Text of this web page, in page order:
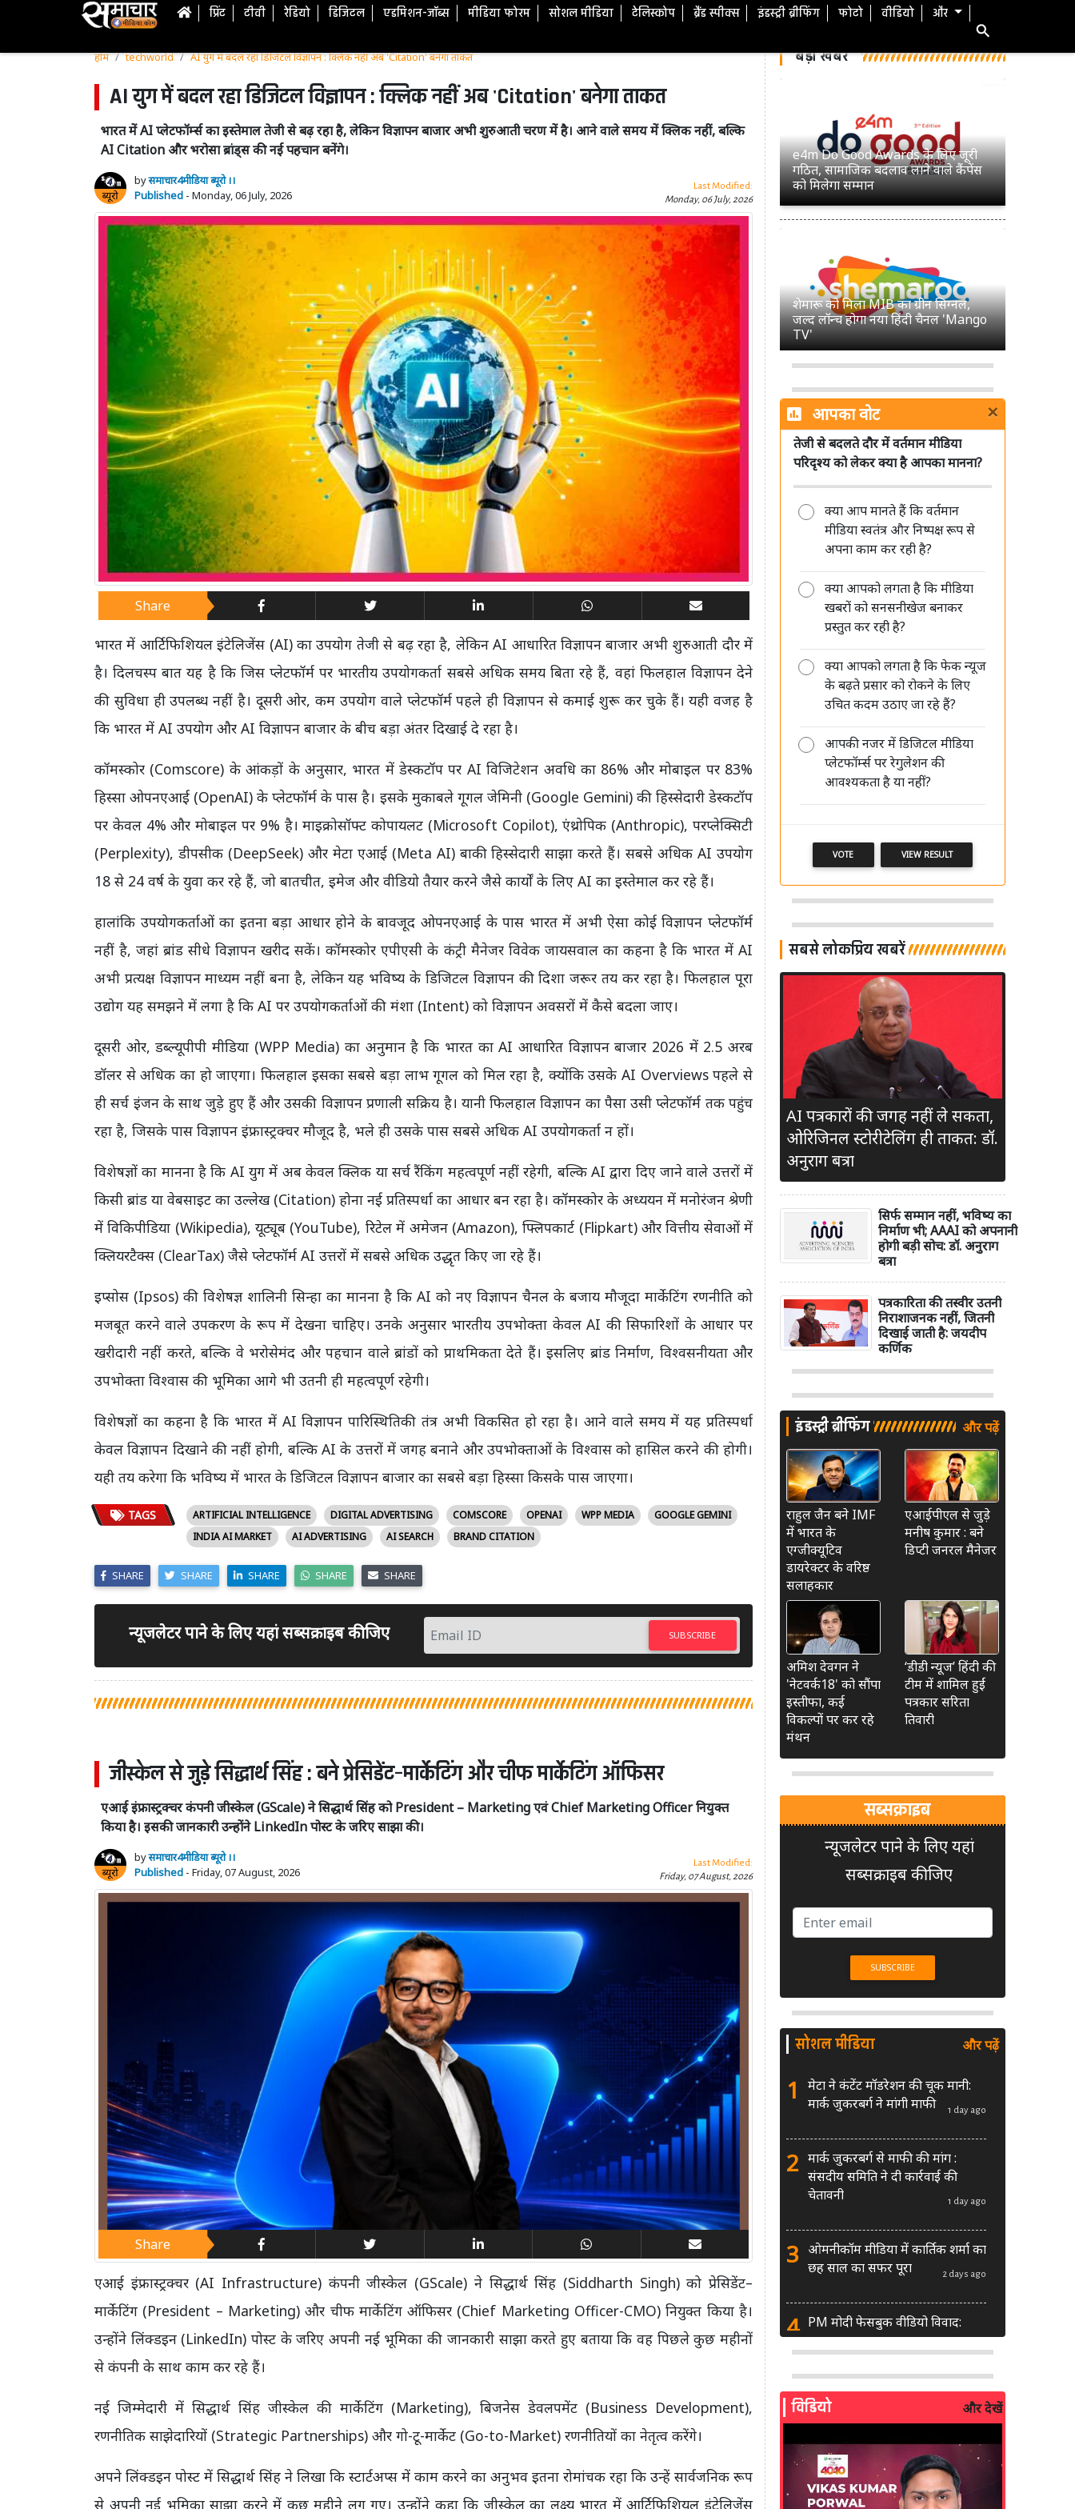
प्रिंट टीवी रेडियो डिजिटल एडमिशन-जॉब्स मीडिया फोरम सोशल मीडिया टेलिस्कोप ब्रैंड स्पीक्स इंडस्ट्री ब्रीफिंग फोटो वीडियो और
होम techworld AI युग में बदल रहा डिजिटल विज्ञापन : क्लिक नहीं अब 'Citation' बनेगा ताकत
AI युग में बदल रहा डिजिटल विज्ञापन : क्लिक नहीं अब 'Citation' बनेगा ताकत
भारत में AI प्लेटफॉर्म्स का इस्तेमाल तेजी से बढ़ रहा है, लेकिन विज्ञापन बाजार अभी शुरुआती चरण में है। आने वाले समय में क्लिक नहीं, बल्कि
AI Citation और भरोसा ब्रांड्स की नई पहचान बनेंगे।
byसमाचार4मीडिया ब्यूरो ।।
Published - Monday, 06 July, 2026
Last Modified:
Monday, 06 July, 2026
Share
भारत में आर्टिफिशियल इंटेलिजेंस (AI) का उपयोग तेजी से बढ़ रहा है, लेकिन AI आधारित विज्ञापन बाजार अभी शुरुआती दौर में
है। दिलचस्प बात यह है कि जिस प्लेटफॉर्म पर भारतीय उपयोगकर्ता सबसे अधिक समय बिता रहे हैं, वहां फिलहाल विज्ञापन देने
की सुविधा ही उपलब्ध नहीं है। दूसरी ओर, कम उपयोग वाले प्लेटफॉर्म पहले ही विज्ञापन से कमाई शुरू कर चुके हैं। यही वजह है
कि भारत में AI उपयोग और AI विज्ञापन बाजार के बीच बड़ा अंतर दिखाई दे रहा है।
कॉमस्कोर (Comscore) के आंकड़ों के अनुसार, भारत में डेस्कटॉप पर AI विजिटेशन अवधि का 86% और मोबाइल पर 83%
हिस्सा ओपनएआई (OpenAI) के प्लेटफॉर्म के पास है। इसके मुकाबले गूगल जेमिनी (Google Gemini) की हिस्सेदारी डेस्कटॉप
पर केवल 4% और मोबाइल पर 9% है। माइक्रोसॉफ्ट कोपायलट (Microsoft Copilot), एंथ्रोपिक (Anthropic), परप्लेक्सिटी
(Perplexity), डीपसीक (DeepSeek) और मेटा एआई (Meta AI) बाकी हिस्सेदारी साझा करते हैं। सबसे अधिक AI उपयोग
18 से 24 वर्ष के युवा कर रहे हैं, जो बातचीत, इमेज और वीडियो तैयार करने जैसे कार्यों के लिए AI का इस्तेमाल कर रहे हैं।
हालांकि उपयोगकर्ताओं का इतना बड़ा आधार होने के बावजूद ओपनएआई के पास भारत में अभी ऐसा कोई विज्ञापन प्लेटफॉर्म
नहीं है, जहां ब्रांड सीधे विज्ञापन खरीद सकें। कॉमस्कोर एपीएसी के कंट्री मैनेजर विवेक जायसवाल का कहना है कि भारत में AI
अभी प्रत्यक्ष विज्ञापन माध्यम नहीं बना है, लेकिन यह भविष्य के डिजिटल विज्ञापन की दिशा जरूर तय कर रहा है। फिलहाल पूरा
उद्योग यह समझने में लगा है कि AI पर उपयोगकर्ताओं की मंशा (Intent) को विज्ञापन अवसरों में कैसे बदला जाए।
दूसरी ओर, डब्ल्यूपीपी मीडिया (WPP Media) का अनुमान है कि भारत का AI आधारित विज्ञापन बाजार 2026 में 2.5 अरब
डॉलर से अधिक का हो जाएगा। फिलहाल इसका सबसे बड़ा लाभ गूगल को मिल रहा है, क्योंकि उसके AI Overviews पहले से
ही सर्च इंजन के साथ जुड़े हुए हैं और उसकी विज्ञापन प्रणाली सक्रिय है। यानी फिलहाल विज्ञापन का पैसा उसी प्लेटफॉर्म तक पहुंच
रहा है, जिसके पास विज्ञापन इंफ्रास्ट्रक्चर मौजूद है, भले ही उसके पास सबसे अधिक AI उपयोगकर्ता न हों।
विशेषज्ञों का मानना है कि AI युग में अब केवल क्लिक या सर्च रैंकिंग महत्वपूर्ण नहीं रहेगी, बल्कि AI द्वारा दिए जाने वाले उत्तरों में
किसी ब्रांड या वेबसाइट का उल्लेख (Citation) होना नई प्रतिस्पर्धा का आधार बन रहा है। कॉमस्कोर के अध्ययन में मनोरंजन श्रेणी
में विकिपीडिया (Wikipedia), यूट्यूब (YouTube), रिटेल में अमेजन (Amazon), फ्लिपकार्ट (Flipkart) और वित्तीय सेवाओं में
क्लियरटैक्स (ClearTax) जैसे प्लेटफॉर्म AI उत्तरों में सबसे अधिक उद्धृत किए जा रहे हैं।
इप्सोस (Ipsos) की विशेषज्ञ शालिनी सिन्हा का मानना है कि AI को नए विज्ञापन चैनल के बजाय मौजूदा मार्केटिंग रणनीति को
मजबूत करने वाले उपकरण के रूप में देखना चाहिए। उनके अनुसार भारतीय उपभोक्ता केवल AI की सिफारिशों के आधार पर
खरीदारी नहीं करते, बल्कि वे भरोसेमंद और पहचान वाले ब्रांडों को प्राथमिकता देते हैं। इसलिए ब्रांड निर्माण, विश्वसनीयता और
उपभोक्ता विश्वास की भूमिका आगे भी उतनी ही महत्वपूर्ण रहेगी।
विशेषज्ञों का कहना है कि भारत में AI विज्ञापन पारिस्थितिकी तंत्र अभी विकसित हो रहा है। आने वाले समय में यह प्रतिस्पर्धा
केवल विज्ञापन दिखाने की नहीं होगी, बल्कि AI के उत्तरों में जगह बनाने और उपभोक्ताओं के विश्वास को हासिल करने की होगी।
यही तय करेगा कि भविष्य में भारत के डिजिटल विज्ञापन बाजार का सबसे बड़ा हिस्सा किसके पास जाएगा।
TAGS ARTIFICIAL INTELLIGENCE DIGITAL ADVERTISING COMSCORE OPENAI WPP MEDIA
GOOGLE GEMINI
INDIA AI MARKET
AI ADVERTISING AI SEARCH BRAND CITATION
SHARE SHARE SHARE SHARE SHARE
न्यूजलेटर पाने के लिए यहां सब्सक्राइब कीजिए SUBSCRIBE
जीस्केल से जुड़े सिद्धार्थ सिंह : बने प्रेसिडेंट–मार्केटिंग और चीफ मार्केटिंग ऑफिसर
एआई इंफ्रास्ट्रक्चर कंपनी जीस्केल (GScale) ने सिद्धार्थ सिंह को President – Marketing एवं Chief Marketing Officer नियुक्त
किया है। इसकी जानकारी उन्होंने LinkedIn पोस्ट के जरिए साझा की।
byसमाचार4मीडिया ब्यूरो ।।
Published - Friday, 07 August, 2026
Last Modified:
Friday, 07 August, 2026
Share
एआई इंफ्रास्ट्रक्चर (AI Infrastructure) कंपनी जीस्केल (GScale) ने सिद्धार्थ सिंह (Siddharth Singh) को प्रेसिडेंट–
मार्केटिंग (President – Marketing) और चीफ मार्केटिंग ऑफिसर (Chief Marketing Officer-CMO) नियुक्त किया है।
उन्होंने लिंक्डइन (LinkedIn) पोस्ट के जरिए अपनी नई भूमिका की जानकारी साझा करते हुए बताया कि वह पिछले कुछ महीनों
से कंपनी के साथ काम कर रहे हैं।
नई जिम्मेदारी में सिद्धार्थ सिंह जीस्केल की मार्केटिंग (Marketing), बिजनेस डेवलपमेंट (Business Development),
रणनीतिक साझेदारियों (Strategic Partnerships) और गो-टू-मार्केट (Go-to-Market) रणनीतियों का नेतृत्व करेंगे।
अपने लिंक्डइन पोस्ट में सिद्धार्थ सिंह ने लिखा कि स्टार्टअप्स में काम करने का अनुभव इतना रोमांचक रहा कि उन्हें सार्वजनिक रूप
से अपनी नई भूमिका साझा करने में कुछ महीने लग गए। उन्होंने कहा कि जीस्केल का लक्ष्य भारत में आर्टिफिशियल इंटेलिजेंस
बड़ी खबरें
e4m Do Good Awards के लिए जूरी
को मिलेगा सम्मान
शेमारू को मिला MIB का ग्रीन सिग्नल,
जल्द लॉन्च होगा नया हिंदी चैनल 'Mango
TV'
डीपफेक पर सरकार की सख्ती जारी, संसद
में बताया- अब 3 घंटे में हटाना होगा
पिछले एक साल में प्रसार भारती की
संपादकीय स्वतंत्रता को लेकर नहीं मिली
कोई शिकायत: सरकार
AI की रफ्तार बनाम पत्रकारिता का भरोसा,
बेबाक राय
आपका वोट ×
तेजी से बदलते दौर में वर्तमान मीडिया
परिदृश्य को लेकर क्या है आपका मानना?
क्या आप मानते हैं कि वर्तमान
मीडिया स्वतंत्र और निष्पक्ष रूप से
अपना काम कर रही है?
क्या आपको लगता है कि मीडिया
खबरों को सनसनीखेज बनाकर
प्रस्तुत कर रही है?
क्या आपको लगता है कि फेक न्यूज
के बढ़ते प्रसार को रोकने के लिए
उचित कदम उठाए जा रहे हैं?
आपकी नजर में डिजिटल मीडिया
प्लेटफॉर्म्स पर रेगुलेशन की
आवश्यकता है या नहीं?
VOTE VIEW RESULT
सबसे लोकप्रिय खबरें
AI पत्रकारों की जगह नहीं ले सकता,
ओरिजिनल स्टोरीटेलिंग ही ताकत: डॉ.
अनुराग बत्रा
सिर्फ सम्मान नहीं, भविष्य का
निर्माण भी; AAAI को अपनानी
होगी बड़ी सोच: डॉ. अनुराग
बत्रा
पत्रकारिता की तस्वीर उतनी
निराशाजनक नहीं, जितनी
दिखाई जाती है: जयदीप
कर्णिक
इंडस्ट्री ब्रीफिंग और पढ़ें
राहुल जैन बने IMF
में भारत के
एग्जीक्यूटिव
डायरेक्टर के वरिष्ठ
सलाहकार
एआईपीएल से जुड़े
मनीष कुमार : बने
डिप्टी जनरल मैनेजर
अमिश देवगन ने
'नेटवर्क18' को सौंपा
इस्तीफा, कई
विकल्पों पर कर रहे
मंथन
‘डीडी न्यूज’ हिंदी की
टीम में शामिल हुईं
पत्रकार सरिता
तिवारी
सब्सक्राइब
न्यूजलेटर पाने के लिए यहां
सब्सक्राइब कीजिए
सोशल मीडिया और पढ़ें
1
मेटा ने कंटेंट मॉडरेशन की चूक मानी:
मार्क जुकरबर्ग ने मांगी माफी
1 day ago
2 मार्क जुकरबर्ग से माफी की मांग :
संसदीय समिति ने दी कार्रवाई की
चेतावनी
1 day ago
3 ओमनीकॉम मीडिया में कार्तिक शर्मा का
छह साल का सफर पूरा
2 days ago
4 PM मोदी फेसबुक वीडियो विवाद:
MeitY से मिलेगी मेटा की ग्लोबल टीम
5 AI से बने फर्जी पोस्ट पर LinkedIn
की सख्ती: लॉन्च किए नए मॉडरेशन
6
सरकार दे रही बड़ा मौका: शॉर्ट वीडियो
बनाने वाले क्रिएटर्स जीत सकते हैं ₹5
विडियो और देखें